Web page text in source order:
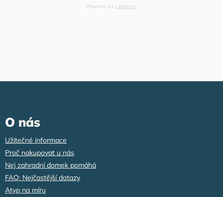
Powered by Leadhub
Z
O nás
Užitečné informace
Proč nakupovat u nás
Nej zahradní domek pomáhá
FAQ: Nejčastější dotazy
Atyp na míru